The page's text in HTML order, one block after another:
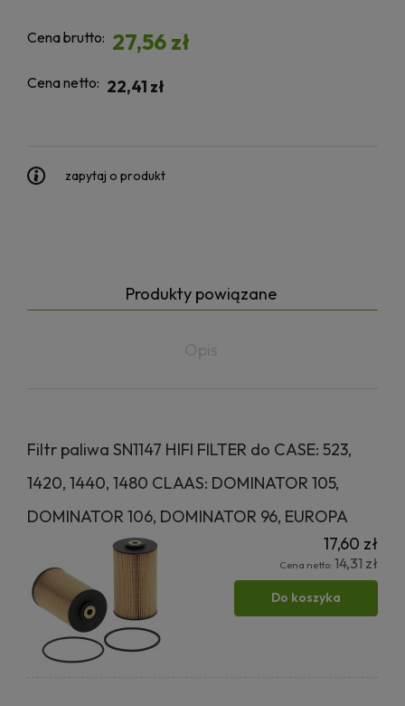
Cena brutto: 27,56 zł
Cena netto: 22,41 zł
zapytaj o produkt
Produkty powiązane
Filtr paliwa SN1147 HIFI FILTER do CASE: 523,
1420, 1440, 1480 CLAAS: DOMINATOR 105,
DOMINATOR 106, DOMINATOR 96, EUROPA
17,60 zł
Cena netto: 14,31 zł
Do koszyka